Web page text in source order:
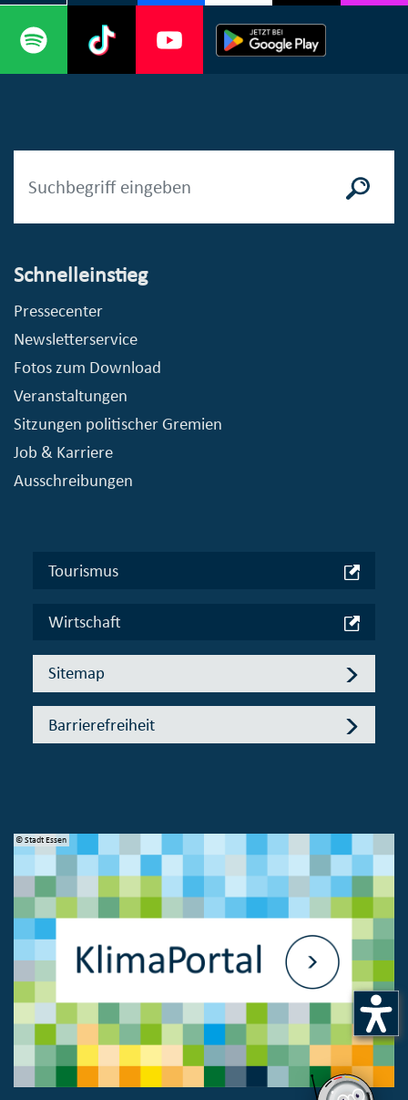
Schnelleinstieg
Pressecenter
Newsletterservice
Fotos zum Download
Veranstaltungen
Sitzungen politischer Gremien
Job & Karriere
Ausschreibungen
Tourismus
Wirtschaft
Sitemap
Barrierefreiheit
© Stadt Essen